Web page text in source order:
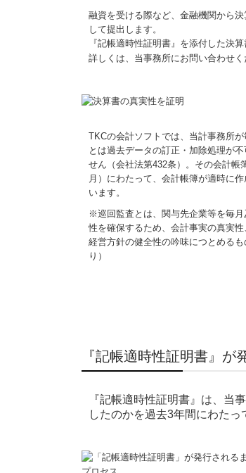
融資を受ける際など、金融機関から
して提出します。
『記帳適時性証明書』を添付した決
詳しくは、当事務所にお問い合わせく
TKCの会計ソフトでは、当計事務所
とは過去データの訂正・加除処理が
せん（会社法第432条）。その会計帳
月）にわたって、会計帳簿が適時に
います。
※巡回監査とは、関与先企業等を毎
性を確保するため、会計事実の真実
経営方針の健全性の吟味につとめる
り）
『記帳適時性証明書』が
『記帳適時性証明書』は、当
したのかを過去3年間にわたっ